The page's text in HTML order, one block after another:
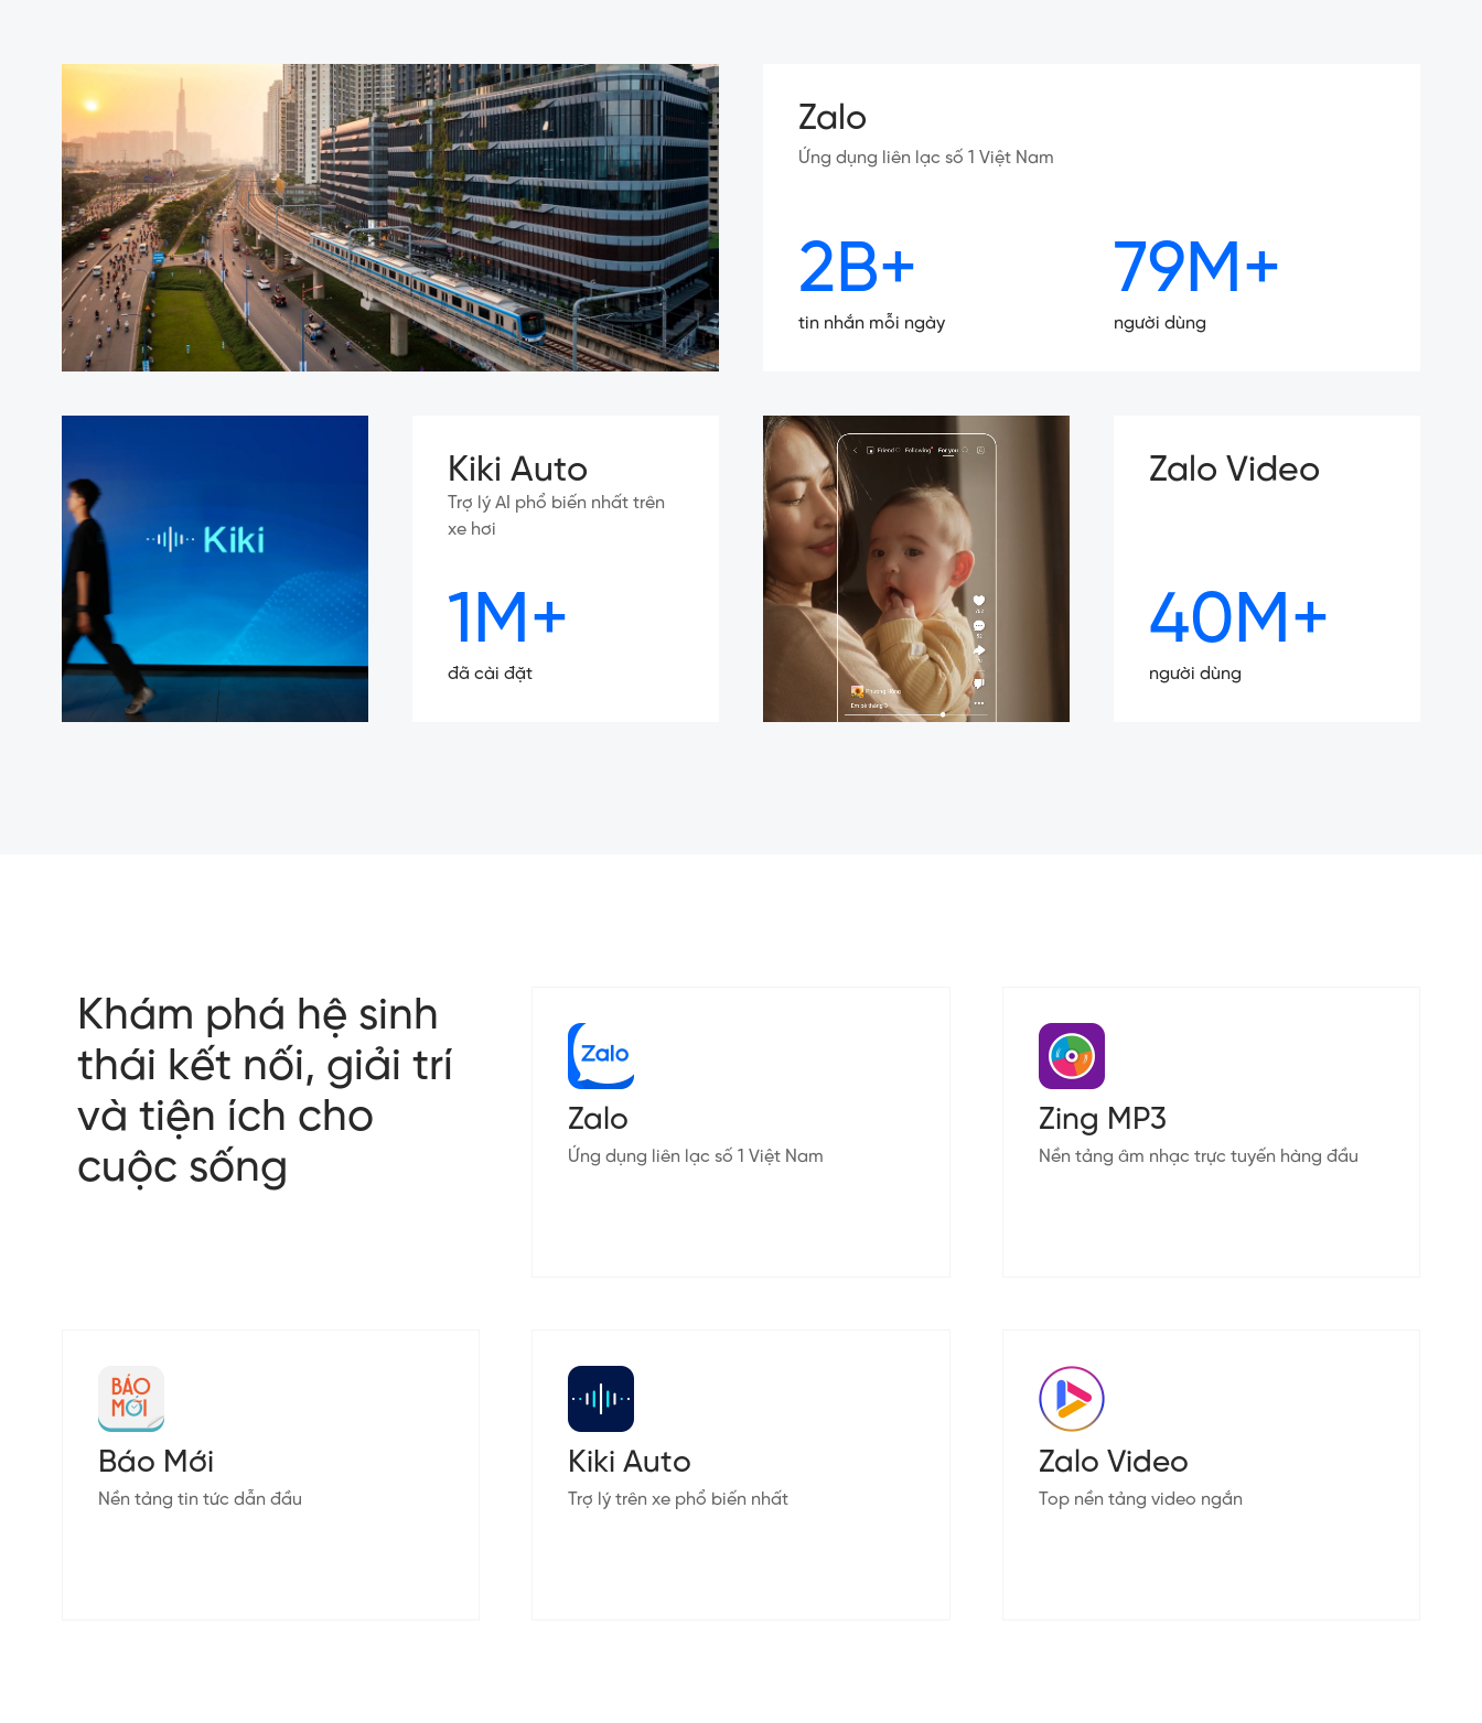
Zalo
Ứng dụng liên lạc số 1 Việt Nam
2B+
tin nhắn mỗi ngày
79M+
người dùng
Kiki Auto
Trợ lý AI phổ biến nhất trên
xe hơi
1M+
đã cài đặt
Zalo Video
40M+
người dùng
Khám phá hệ sinh
thái kết nối, giải trí
và tiện ích cho
cuộc sống
Zalo
Ứng dụng liên lạc số 1 Việt Nam
Zing MP3
Nền tảng âm nhạc trực tuyến hàng đầu
Báo Mới
Nền tảng tin tức dẫn đầu
Kiki Auto
Trợ lý trên xe phổ biến nhất
Zalo Video
Top nền tảng video ngắn